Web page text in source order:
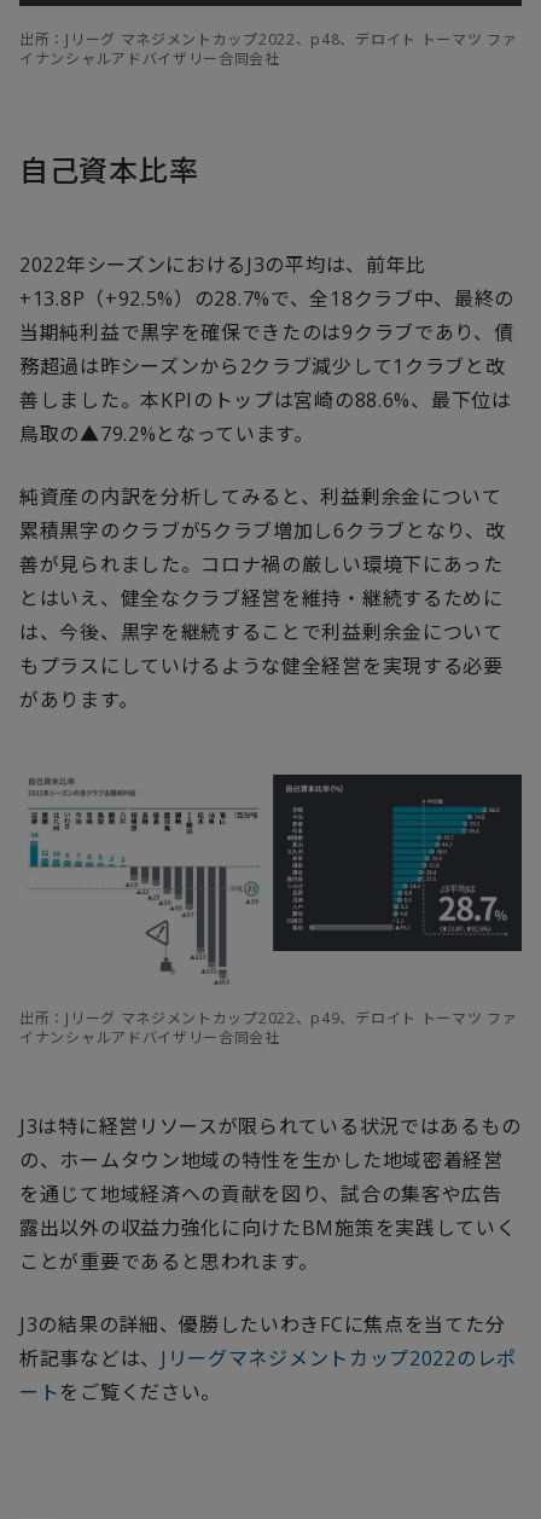
出所：Jリーグ マネジメントカップ2022、p48、デロイト トーマツ ファ
イナンシャルアドバイザリー合同会社
自己資本比率
2022年シーズンにおけるJ3の平均は、前年比
+13.8P（+92.5%）の28.7%で、全18クラブ中、最終の
当期純利益で黒字を確保できたのは9クラブであり、債
務超過は昨シーズンから2クラブ減少して1クラブと改
善しました。本KPIのトップは宮崎の88.6%、最下位は
鳥取の▲79.2%となっています。
純資産の内訳を分析してみると、利益剰余金について
累積黒字のクラブが5クラブ増加し6クラブとなり、改
善が見られました。コロナ禍の厳しい環境下にあった
とはいえ、健全なクラブ経営を維持・継続するために
は、今後、黒字を継続することで利益剰余金について
もプラスにしていけるような健全経営を実現する必要
があります。
出所：Jリーグ マネジメントカップ2022、p49、デロイト トーマツ ファ
イナンシャルアドバイザリー合同会社
J3は特に経営リソースが限られている状況ではあるもの
の、ホームタウン地域の特性を生かした地域密着経営
を通じて地域経済への貢献を図り、試合の集客や広告
露出以外の収益力強化に向けたBM施策を実践していく
ことが重要であると思われます。
J3の結果の詳細、優勝したいわきFCに焦点を当てた分
析記事などは、 Jリーグマネジメントカップ2022のレポ
ートをご覧ください。